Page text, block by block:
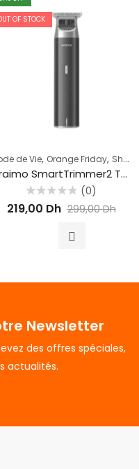
OF STOCK
de Vie, Orange Friday, Shaver
Oraimo SmartTrimmer2 Tondeuse à batterie longue durée
Rated
0
(0)
219,00 Dh 299,00Dh
Newsletter
des offres spéciales,
actualités.